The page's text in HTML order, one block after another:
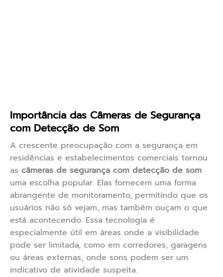
Importância das Câmeras de Segurança
com Detecção de Som
A crescente preocupação com a segurança em
residências e estabelecimentos comerciais tornou
as câmeras de segurança com detecção de som
uma escolha popular. Elas fornecem uma forma
abrangente de monitoramento, permitindo que os
usuários não só vejam, mas também ouçam o que
está acontecendo. Essa tecnologia é
especialmente útil em áreas onde a visibilidade
pode ser limitada, como em corredores, garagens
ou áreas externas, onde sons podem ser um
indicativo de atividade suspeita.